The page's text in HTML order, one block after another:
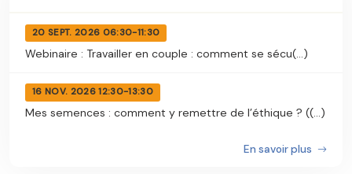
20 SEPT. 2026 06:30-11:30
Webinaire : Travailler en couple : comment se sécu(...)
16 NOV. 2026 12:30-13:30
Mes semences : comment y remettre de l’éthique ? ((...)
En savoir plus